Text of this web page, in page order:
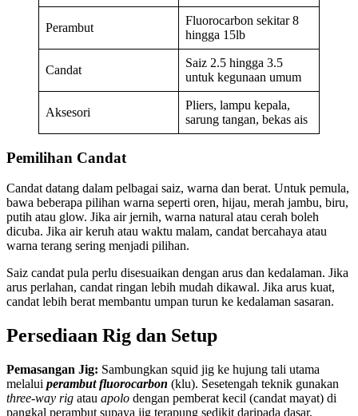
Perambut
Fluorocarbon sekitar 8
hingga 15lb
Candat
Saiz 2.5 hingga 3.5
untuk kegunaan umum
Aksesori
Pliers, lampu kepala,
sarung tangan, bekas ais
Pemilihan Candat
Candat datang dalam pelbagai saiz, warna dan berat. Untuk pemula,
bawa beberapa pilihan warna seperti oren, hijau, merah jambu, biru,
putih atau glow. Jika air jernih, warna natural atau cerah boleh
dicuba. Jika air keruh atau waktu malam, candat bercahaya atau
warna terang sering menjadi pilihan.
Saiz candat pula perlu disesuaikan dengan arus dan kedalaman. Jika
arus perlahan, candat ringan lebih mudah dikawal. Jika arus kuat,
candat lebih berat membantu umpan turun ke kedalaman sasaran.
Persediaan Rig dan Setup
Pemasangan Jig: Sambungkan squid jig ke hujung tali utama
melalui perambut fluorocarbon (klu). Sesetengah teknik gunakan
three-way rig atau apolo dengan pemberat kecil (candat mayat) di
pangkal perambut supaya jig terapung sedikit daripada dasar.